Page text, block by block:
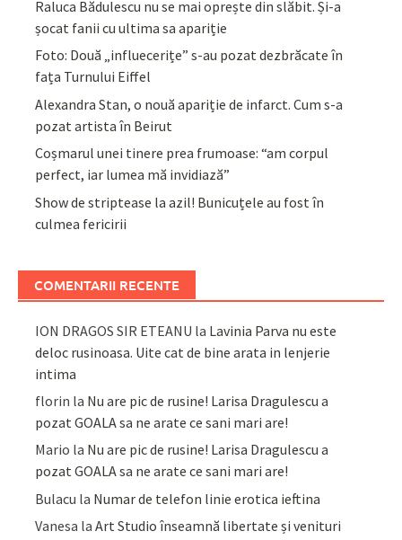
Raluca Bădulescu nu se mai oprește din slăbit. Și-a
șocat fanii cu ultima sa apariție
Foto: Două „influecerițe” s-au pozat dezbrăcate în
fața Turnului Eiffel
Alexandra Stan, o nouă apariție de infarct. Cum s-a
pozat artista în Beirut
Coșmarul unei tinere prea frumoase: “am corpul
perfect, iar lumea mă invidiază”
Show de striptease la azil! Bunicuțele au fost în
culmea fericirii
COMENTARII RECENTE
ION DRAGOS SIR ETEANU la Lavinia Parva nu este
deloc rusinoasa. Uite cat de bine arata in lenjerie
intima
florin la Nu are pic de rusine! Larisa Dragulescu a
pozat GOALA sa ne arate ce sani mari are!
Mario la Nu are pic de rusine! Larisa Dragulescu a
pozat GOALA sa ne arate ce sani mari are!
Bulacu la Numar de telefon linie erotica ieftina
Vanesa laArt Studio înseamnă libertate și venituri